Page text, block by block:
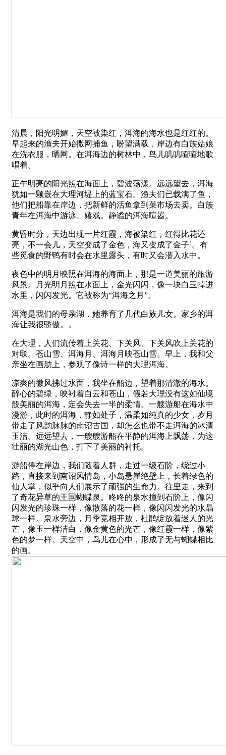
清晨，阳光明媚，天空被染红，洱海的海水也是红红的。
早起来的渔夫开始撒网捕鱼，盼望满载，岸边有白族姑娘
在洗衣服，晒网。在洱海边的树林中，鸟儿叽叽喳喳地歌
唱着。
正午明亮的阳光照在海面上，碧波荡漾。远远望去，洱海
犹如一颗嵌在大理河堤上的蓝宝石。渔夫们已载满了鱼，
他们把船靠在岸边，把新鲜的活鱼拿到菜市场去卖。白族
青年在洱海中游泳、嬉戏。静谧的洱海喧嚣。
黄昏时分，天边出现一片红霞，海被染红，红得比花还
亮，不一会儿，天空变成了金色，海又变成了金子`。有
些觅食的野鸭有时会在水里露头，有时又会潜入水中。
夜色中的明月映照在洱海的海面上，那是一道美丽的旅游
风景。月光明月照在水面上，金光闪闪，像一块白玉掉进
水里，闪闪发光。它被称为“洱海之月”。
洱海是我们的母亲湖，她养育了几代白族儿女。家乡的洱
海让我很骄傲。。
在大理，人们流传着上关花、下关风、下关风吹上关花的
对联。苍山雪、洱海月、洱海月映苍山雪。早上，我和父
亲坐在画舫上，参观了像诗一样的大理洱海。
凉爽的微风拂过水面，我坐在船边，望着那清澈的海水。
醉心的碧绿，映衬着白云和苍山，假若大理没有这如仙境
般美丽的洱海，定会失去一半的柔情。一艘游船在海水中
漫游，此时的洱海，静如处子，温柔如纯真的少女，岁月
带走了风韵脉脉的南诏古国，却怎么也带不走洱海的冰清
玉洁。远远望去，一艘艘游船在平静的洱海上飘荡，为这
壮丽的湖光山色，打下了美丽的衬托。
游船停在岸边，我们随着人群，走过一级石阶，绕过小
路，直接来到南诏风情岛，小岛悬崖绝壁上，长着绿色的
仙人掌，似乎向人们展示了顽强的生命力。往里走，来到
了奇花异草的王国蝴蝶泉。咚咚的泉水撞到石阶上，像闪
闪发光的珍珠一样，像散落的花一样，像闪闪发光的水晶
球一样。泉水旁边，月季竞相开放，杜鹃绽放着迷人的光
芒，像玉一样洁白，像金黄色的光芒，像红霞一样，像紫
色的梦一样。天空中，鸟儿在心中，形成了无与蝴蝶相比
的画。